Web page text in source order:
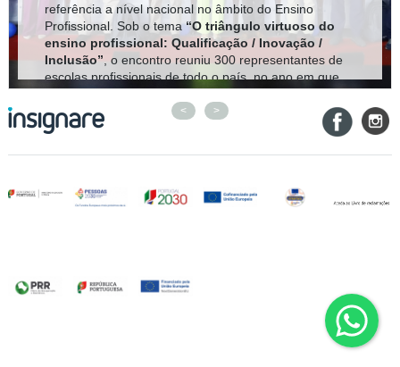
referência a nível nacional no âmbito do Ensino
Profissional. Sob o tema “O triângulo virtuoso do
ensino profissional: Qualificação / Inovação /
Inclusão” , o encontro reuniu 300 representantes de
escolas profissionais de todo o país, no ano em que
se assinalam 36 anos desde a criação das primeiras
Escolas Profissionais em Portugal.
< >